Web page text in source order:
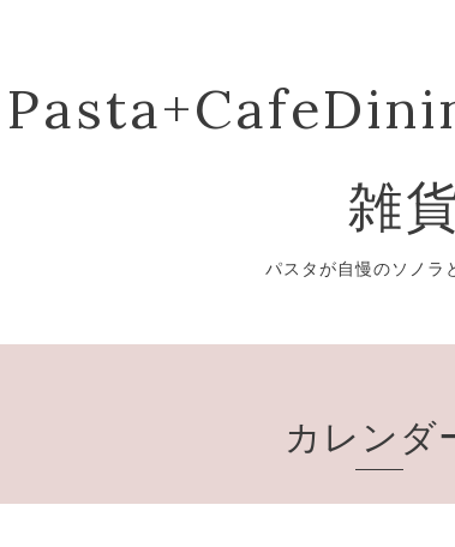
雑
パスタが自慢のソノラ
カレンダ